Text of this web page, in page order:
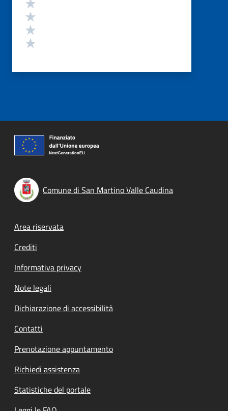
Comune di San Martino Valle Caudina
Footer menu
Area riservata
Crediti
Informativa privacy
Note legali
Dichiarazione di accessibilità
Contatti
Prenotazione appuntamento
Richiedi assistenza
Statistiche del portale